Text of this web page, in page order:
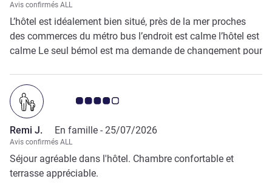
Avis confirmés ALL
L’hôtel est idéalement bien situé, près de la mer proches
des commerces du métro bus l’endroit est calme l’hôtel est
calme Le seul bémol est ma demande de changement pour
personnel agréable à l’écoute
Note Avis clients 4.0/5
Remi J. En famille - 25/07/2026
Avis confirmés ALL
Séjour agréable dans l'hôtel. Chambre confortable et
terrasse appréciable.